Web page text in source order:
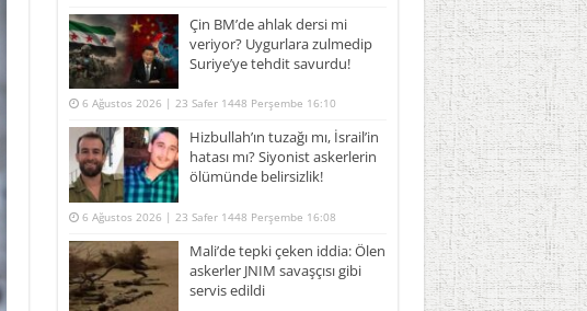
Çin BM’de ahlak dersi mi
veriyor? Uygurlara zulmedip
Suriye’ye tehdit savurdu!
6 Ağustos 2026 | 23 Safer 1448 Perşembe 16:10
Hizbullah’ın tuzağı mı, İsrail’in
hatası mı? Siyonist askerlerin
ölümünde belirsizlik!
6 Ağustos 2026 | 23 Safer 1448 Perşembe 16:08
Mali’de tepki çeken iddia: Ölen
askerler JNIM savaşçısı gibi
servis edildi